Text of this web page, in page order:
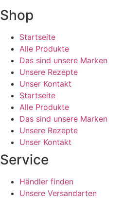
Shop
Startseite
Alle Produkte
Das sind unsere Marken
Unsere Rezepte
Unser Kontakt
Startseite
Alle Produkte
Das sind unsere Marken
Unsere Rezepte
Unser Kontakt
Service
Händler finden
Unsere Versandarten